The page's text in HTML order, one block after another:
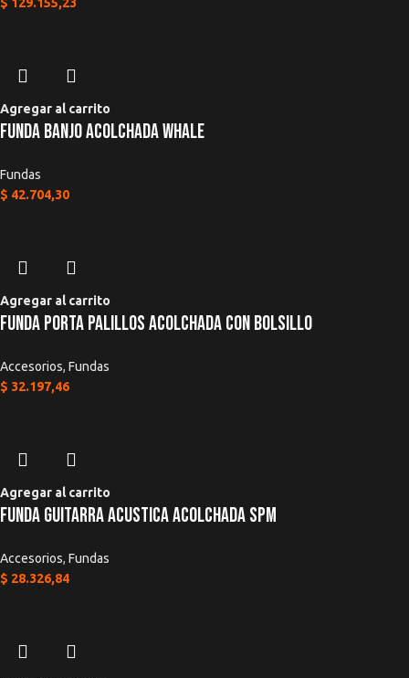
$ 129.155,23
Agregar al carrito
Funda Banjo Acolchada Whale
Fundas
$ 42.704,30
Agregar al carrito
Funda Porta Palillos Acolchada Con Bolsillo
Accesorios, Fundas
$ 32.197,46
Agregar al carrito
Funda Guitarra Acustica Acolchada Spm
Accesorios, Fundas
$ 28.326,84